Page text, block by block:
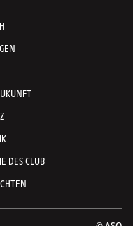
DES CLUB